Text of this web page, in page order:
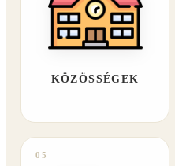
KÖZÖSSÉGEK
05